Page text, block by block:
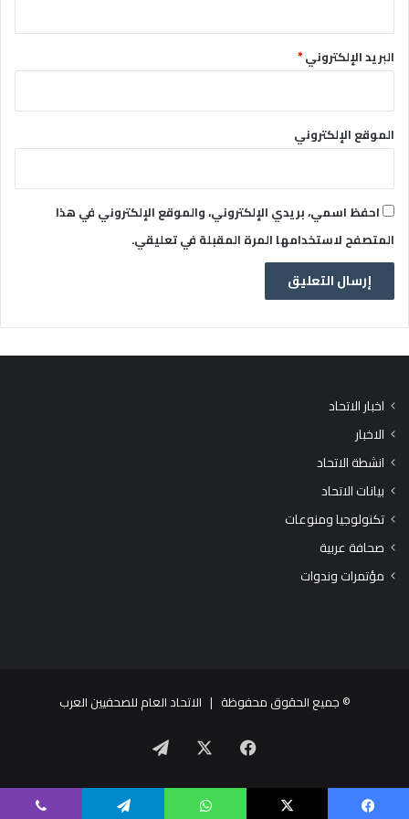
البريد الإلكتروني*
الموقع الإلكتروني
احفظ اسمي، بريدي الإلكتروني، والموقع الإلكتروني في هذا
المتصفح لاستخدامها المرة المقبلة في تعليقي.
اخبار الاتحاد
الاخبار
انشطة الاتحاد
بيانات الاتحاد
تكنولوجيا ومنوعات
صحافة عربية
مؤتمرات وندوات
© جميع الحقوق محفوظة | الاتحاد العام للصحفيين العرب
فيسبوك تيلقرام